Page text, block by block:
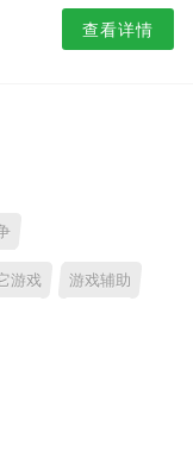
查看详情
游戏 游戏辅助